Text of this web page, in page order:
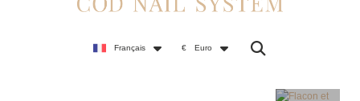
Français € Euro